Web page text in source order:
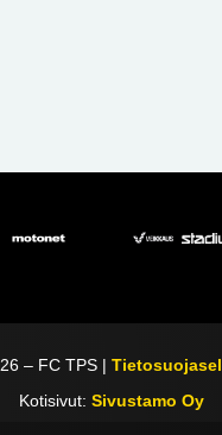
– FC TPS |
Kotisivut: Sivustamo Oy